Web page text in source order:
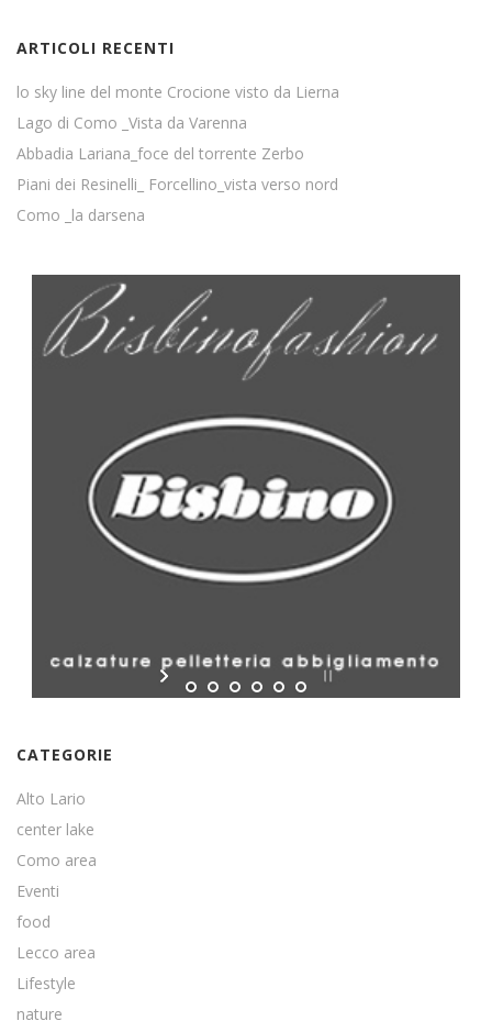
ARTICOLI RECENTI
lo sky line del monte Crocione visto da Lierna
Lago di Como _Vista da Varenna
Abbadia Lariana_foce del torrente Zerbo
Piani dei Resinelli_ Forcellino_vista verso nord
Como _la darsena
CATEGORIE
Alto Lario
center lake
Como area
Eventi
food
Lecco area
Lifestyle
nature